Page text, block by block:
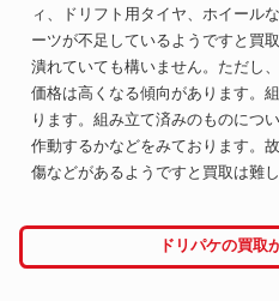
ィ、ドリフト用タイヤ、ホイール
ーツが不足しているようですと買
潰れていても構いません。ただし
価格は高くなる傾向があります。
ります。組み立て済みのものにつ
作動するかなどをみております。
傷などがあるようですと買取は難し
ドリパケの買取